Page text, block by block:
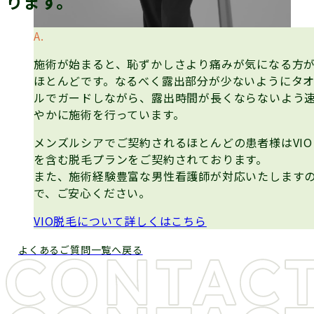
施術が始まると、恥ずかしさより痛みが気になる方が
ほとんどです。なるべく露出部分が少ないようにタオ
ルでガードしながら、露出時間が長くならないよう速
やかに施術を行っています。
メンズルシアでご契約されるほとんどの患者様はVIO
を含む脱毛プランをご契約されております。
また、施術経験豊富な男性看護師が対応いたしますの
で、ご安心ください。
VIO脱毛について詳しくはこちら
よくあるご質問一覧へ戻る